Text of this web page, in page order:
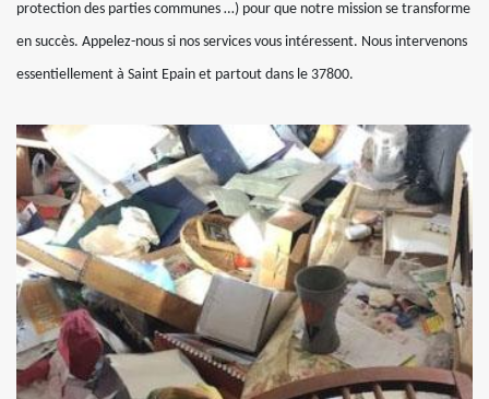
protection des parties communes …) pour que notre mission se transforme
en succès. Appelez-nous si nos services vous intéressent. Nous intervenons
essentiellement à Saint Epain et partout dans le 37800.